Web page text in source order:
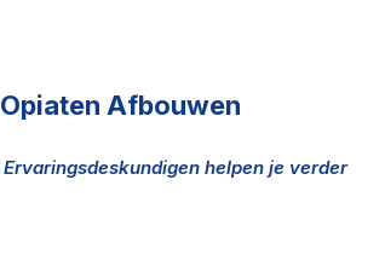
Opiaten Afbouwen
Ervaringsdeskundigen helpen je verder